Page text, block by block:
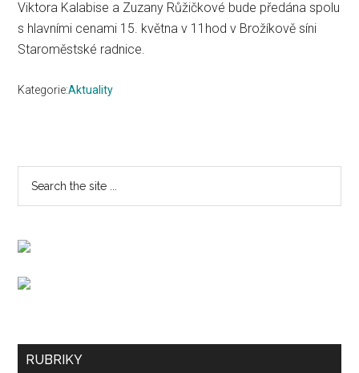
Viktora Kalabise a Zuzany Růžičkové bude předána spolu
s hlavními cenami 15. května v 11hod v Brožíkově síni
Staroměstské radnice.
Kategorie:Aktuality
Primary
Sidebar
...
Secondary
RUBRIKY